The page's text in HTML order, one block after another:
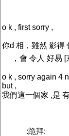
o k , first sorry ,
你d 相，雖然 影得
，會 令人 好易
o k , sorry again 4
but ,
我們這一個家 ,是
:跪拜: